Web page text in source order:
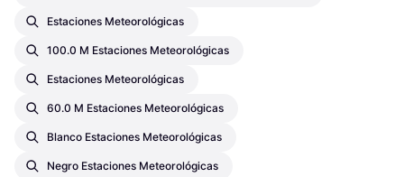
Estaciones Meteorológicas
100.0 M Estaciones Meteorológicas
Estaciones Meteorológicas
60.0 M Estaciones Meteorológicas
Blanco Estaciones Meteorológicas
Negro Estaciones Meteorológicas